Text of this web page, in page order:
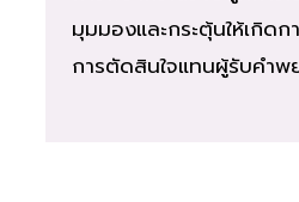
มุมมองและกระตุ้นให้เกิดก
การตัดสินใจแทนผู้รับคำ